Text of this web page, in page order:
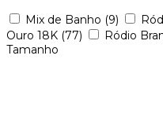
Mix de Banho (9)
Ouro 18K (77) Ródio
Tamanho